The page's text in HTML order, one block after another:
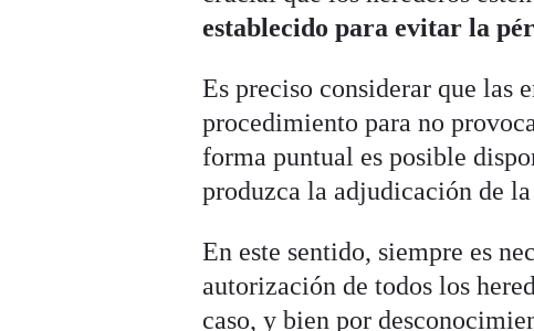
establecido para evitar la
Es preciso considerar que las
procedimiento para no
forma puntual es posible
produzca la adjudicación de
En este sentido, siempre es
autorización de todos los
caso, y bien por